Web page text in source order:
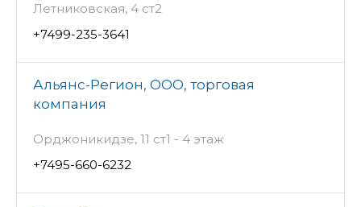
Летниковская, 4 ст2
+7499-235-3641
Альянс-Регион, ООО, торговая
компания
Орджоникидзе, 11 ст1 - 4 этаж
+7495-660-6232